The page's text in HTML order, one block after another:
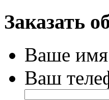
Заказать
Ваше имя
Ваш